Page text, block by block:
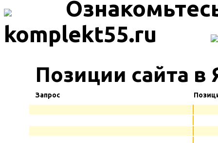
komplekt55.ru
Позиции сайта
Запрос